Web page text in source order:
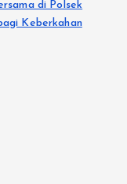
di Polsek
Keberkahan